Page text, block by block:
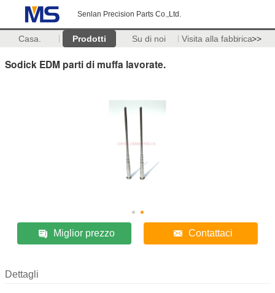
Senlan Precision Parts Co.,Ltd.
Casa. Prodotti Su di noi Visita alla fabbrica>>
Sodick EDM parti di muffa lavorate.
Miglior prezzo Contattaci
Dettagli